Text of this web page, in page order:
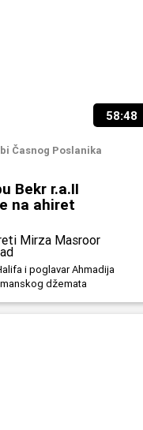
58:48
Časnog Poslanika
Bekr r.a.II
na ahiret
Mirza Masroor
i poglavar Ahmadija
džemata